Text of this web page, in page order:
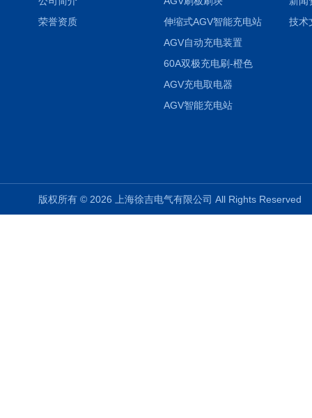
荣誉资质
伸缩式AGV智能充电站
AGV自动充电装置
60A双极充电刷-橙色
AGV充电取电器
AGV智能充电站
技术
版权所有 © 2026 上海徐吉电气有限公司 All Rights